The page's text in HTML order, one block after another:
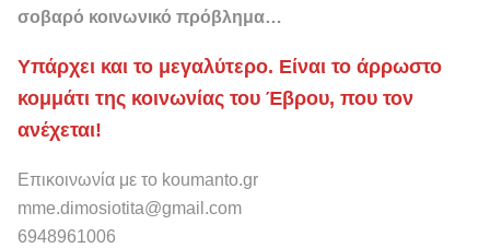
σοβαρό κοινωνικό πρόβλημα…
Υπάρχει και το μεγαλύτερο. Είναι το άρρωστο
κομμάτι της κοινωνίας του Έβρου, που τον
ανέχεται!
Επικοινωνία με το koumanto.gr
mme.dimosiotita@gmail.com
6948961006